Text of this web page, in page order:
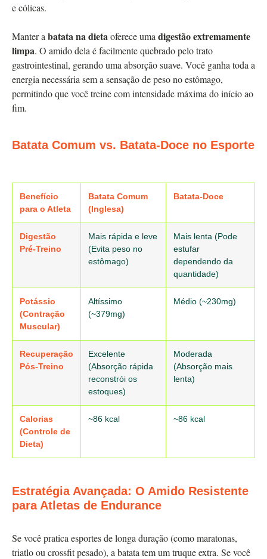
e cólicas.
Manter abatata na dietaoferece umadigestão extremamente
limpa. O amido dela é facilmente quebrado pelo trato
gastrointestinal, gerando uma absorção suave. Você ganha toda a
energia necessária sem a sensação de peso no estômago,
permitindo que você treine com intensidade máxima do início ao
fim.
Batata Comum vs. Batata-Doce no Esporte
Benefício
para o Atleta
Batata Comum
(Inglesa)
Batata-Doce
Digestão
Pré-Treino
Mais rápida e leve
(Evita peso no
estômago)
Mais lenta (Pode
estufar
dependendo da
quantidade)
Potássio
(Contração
Muscular)
Altíssimo
(~379mg)
Médio (~230mg)
Recuperação
Pós-Treino
Excelente
(Absorção rápida
reconstrói os
estoques)
Moderada
(Absorção mais
lenta)
Calorias
(Controle de
Dieta)
~86 kcal ~86 kcal
Estratégia Avançada: O Amido Resistente
para Atletas de Endurance
Se você pratica esportes de longa duração (como maratonas,
triatlo ou crossfit pesado), a batata tem um truque extra. Se você